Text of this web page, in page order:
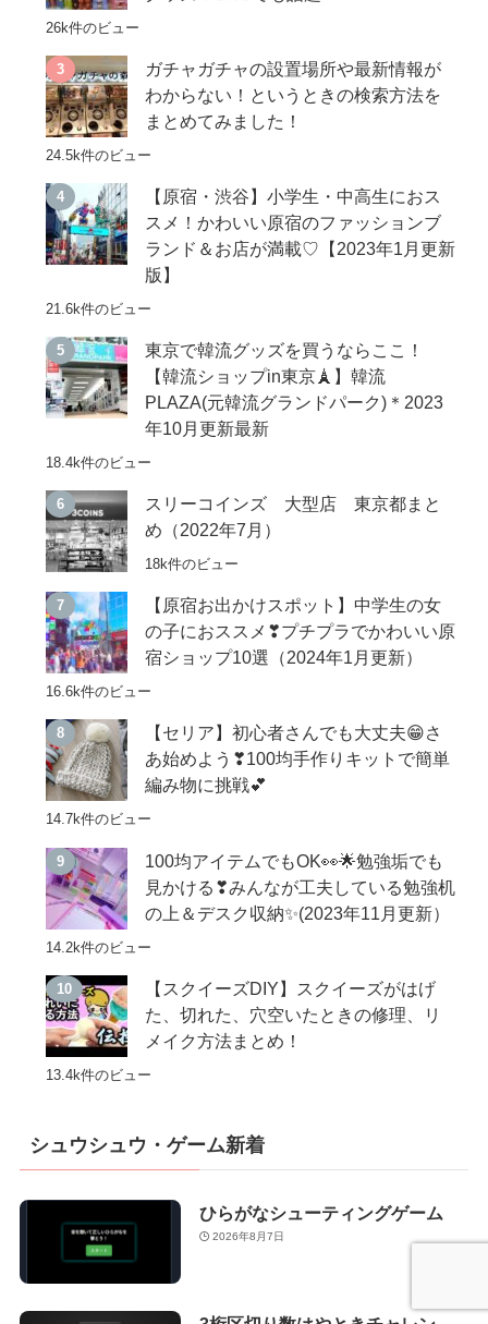
26k件のビュー
ガチャガチャの設置場所や最新情報が
わからない！というときの検索方法を
まとめてみました！
24.5k件のビュー
【原宿・渋谷】小学生・中高生におス
スメ！かわいい原宿のファッションブ
ランド＆お店が満載♡【2023年1月更新
版】
21.6k件のビュー
東京で韓流グッズを買うならここ！
【韓流ショップin東京🗼】韓流
PLAZA(元韓流グランドパーク)＊2023
年10月更新最新
18.4k件のビュー
スリーコインズ 大型店 東京都まと
め（2022年7月）
18k件のビュー
【原宿お出かけスポット】中学生の女
の子におススメ❣プチプラでかわいい原
宿ショップ10選（2024年1月更新）
16.6k件のビュー
【セリア】初心者さんでも大丈夫😁さ
あ始めよう❣100均手作りキットで簡単
編み物に挑戦💕
14.7k件のビュー
100均アイテムでもOK👀🌟勉強垢でも
見かける❣みんなが工夫している勉強机
の上＆デスク収納✨(2023年11月更新）
14.2k件のビュー
【スクイーズDIY】スクイーズがはげ
た、切れた、穴空いたときの修理、リ
メイク方法まとめ！
13.4k件のビュー
シュウシュウ・ゲーム新着
ひらがなシューティングゲーム
2026年8月7日